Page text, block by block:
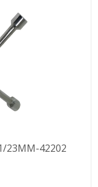
23MM-42202